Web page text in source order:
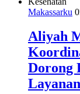
Makassarku
Aliyah
Dorong